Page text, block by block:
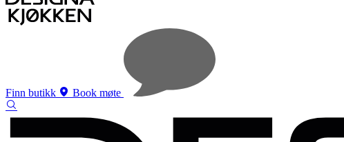
Finn butikk Book møte